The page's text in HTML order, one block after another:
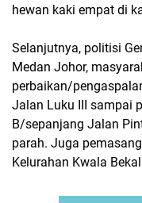
hewan kaki empat di
Selanjutnya, politisi
Medan Johor,
perbaikan/
Jalan Luku III sampai
B/sepanjang Jalan
parah. Juga
Kelurahan Kwala